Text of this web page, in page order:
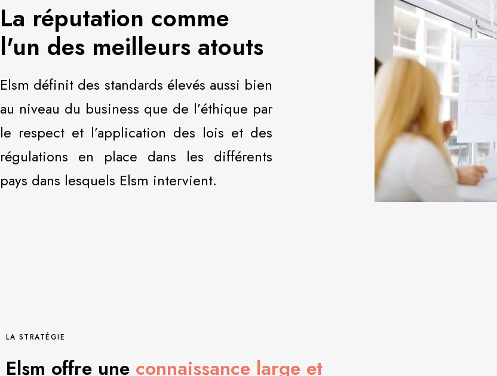
La réputation comme
l'un des meilleurs atouts
Elsm définit des standards élevés aussi bien
au niveau du business que de l’éthique par
le respect et l’application des lois et des
régulations en place dans les différents
pays dans lesquels Elsm intervient.
LA STRATÉGIE
Elsm offre une connaissance large et